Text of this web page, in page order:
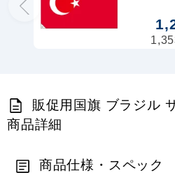
販促用国旗 ブラジル
商品詳細
商品仕様・スペック